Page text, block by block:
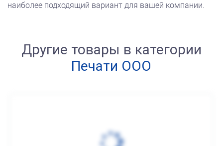
наиболее подходящий вариант для вашей компании.
Другие товары в категории
Печати ООО